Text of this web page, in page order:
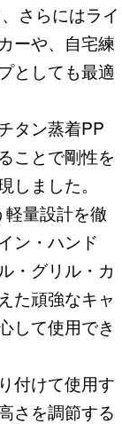
さらにはライ
ーや、自宅練
としても最適
タン蒸着PP
ことで剛性を
ました。
量設計を徹
ン・ハンド
・グリル・カ
た頑強なキャ
して使用でき
付けて使用す
さを調節する